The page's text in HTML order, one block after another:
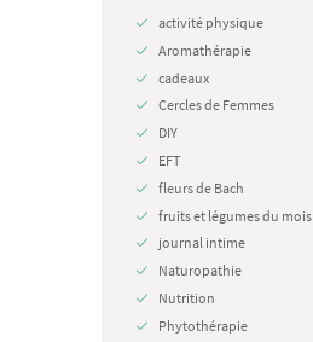
activité physique
Aromathérapie
cadeaux
Cercles de Femmes
DIY
EFT
fleurs de Bach
fruits et légumes du mois
journal intime
Naturopathie
Nutrition
Phytothérapie